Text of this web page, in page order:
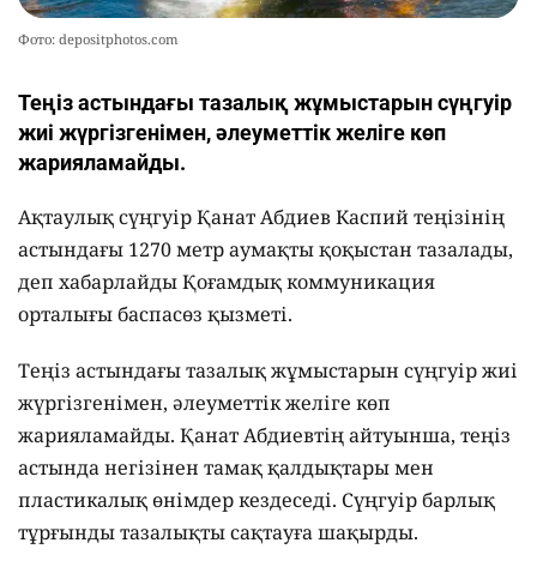
Фото: depositphotos.com
Теңіз астындағы тазалық жұмыстарын сүңгуір
жиі жүргізгенімен, әлеуметтік желіге көп
жарияламайды.
Ақтаулық сүңгуір Қанат Абдиев Каспий теңізінің
астындағы 1270 метр аумақты қоқыстан тазалады,
деп хабарлайды Қоғамдық коммуникация
орталығы баспасөз қызметі.
Теңіз астындағы тазалық жұмыстарын сүңгуір жиі
жүргізгенімен, әлеуметтік желіге көп
жарияламайды. Қанат Абдиевтің айтуынша, теңіз
астында негізінен тамақ қалдықтары мен
пластикалық өнімдер кездеседі. Сүңгуір барлық
тұрғынды тазалықты сақтауға шақырды.